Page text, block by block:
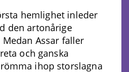
hemlighet inleder
den artonårige
Assar faller
och ganska
ihop storslagna